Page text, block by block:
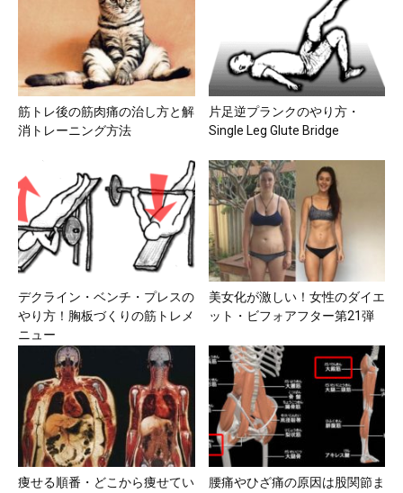
筋トレ後の筋肉痛の治し方と解
消トレーニング方法
片足逆プランクのやり方・
Single Leg Glute Bridge
デクライン・ベンチ・プレスの
やり方！胸板づくりの筋トレメ
ニュー
美女化が激しい！女性のダイエ
ット・ビフォアフター第21弾
痩せる順番・どこから痩せてい
腰痛やひざ痛の原因は股関節ま